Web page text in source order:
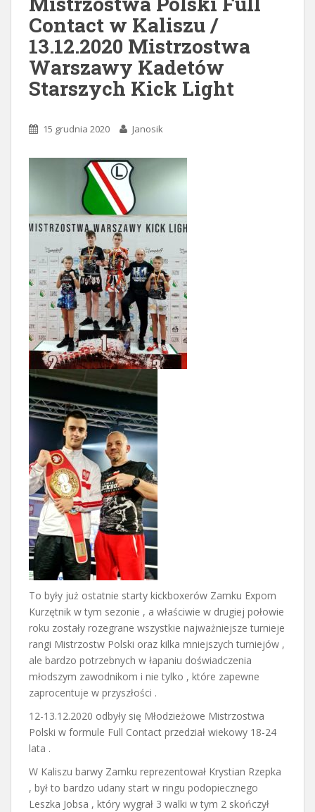
Contact w Kaliszu /
13.12.2020 Mistrzostwa
Warszawy Kadetów
Starszych Kick Light
15 grudnia 2020 Janosik
To były już ostatnie starty kickboxerów Zamku Expom
Kurzętnik w tym sezonie , a właściwie w drugiej połowie
roku zostały rozegrane wszystkie najważniejsze turnieje
rangi Mistrzostw Polski oraz kilka mniejszych turniejów ,
ale bardzo potrzebnych w łapaniu doświadczenia
młodszym zawodnikom i nie tylko , które zapewne
zaprocentuje w przyszłości .
12-13.12.2020 odbyły się Młodzieżowe Mistrzostwa
Polski w formule Full Contact przedział wiekowy 18-24
lata .
W Kaliszu barwy Zamku reprezentował Krystian Rzepka
, był to bardzo udany start w ringu podopiecznego
Leszka Jobsa , który wygrał 3 walki w tym 2 skończył